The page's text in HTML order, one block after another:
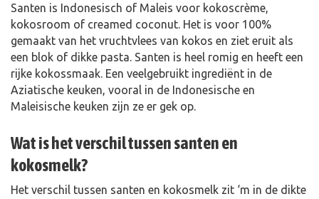
Santen is Indonesisch of Maleis voor kokoscrème,
kokosroom of creamed coconut. Het is voor 100%
gemaakt van het vruchtvlees van kokos en ziet eruit als
een blok of dikke pasta. Santen is heel romig en heeft een
rijke kokossmaak. Een veelgebruikt ingrediënt in de
Aziatische keuken, vooral in de Indonesische en
Maleisische keuken zijn ze er gek op.
Wat is het verschil tussen santen en
kokosmelk?
Het verschil tussen santen en kokosmelk zit ‘m in de dikte